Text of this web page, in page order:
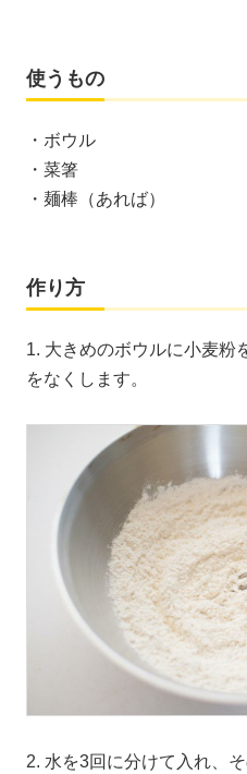
使うもの
・ボウル
・菜箸
・麺棒（あれば）
作り方
1. 大きめのボウルに小麦粉
をなくします。
2. 水を3回に分けて入れ、